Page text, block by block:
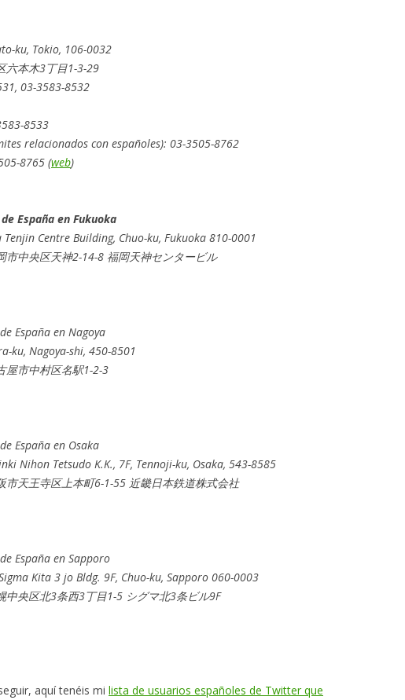
ku, Tokio, 106-0032
六本木3丁目1-3-29
03-3583-8532
8533
relacionados con españoles): 03-3505-8762
8765 (web)
España en Fukuoka
Centre Building, Chuo-ku, Fukuoka 810-0001
市中央区天神2-14-8 福岡天神センタービル
España en Nagoya
ku, Nagoya-shi, 450-8501
屋市中村区名駅1-2-3
España en Osaka
Nihon Tetsudo K.K., 7F, Tennoji-ku, Osaka, 543-8585
市天王寺区上本町6-1-55 近畿日本鉄道株式会社
España en Sapporo
Kita 3 jo Bldg. 9F, Chuo-ku, Sapporo 060-0003
中央区北3条西3丁目1-5 シグマ北3条ビル9F
aquí tenéis mi lista de usuarios españoles de Twitter que